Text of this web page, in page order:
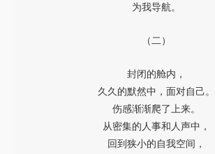
为我导航。
（二）
封闭的舱内，
久久的默然中，面对自己。
伤感渐渐爬了上来。
从密集的人事和人声中，
回到狭小的自我空间，